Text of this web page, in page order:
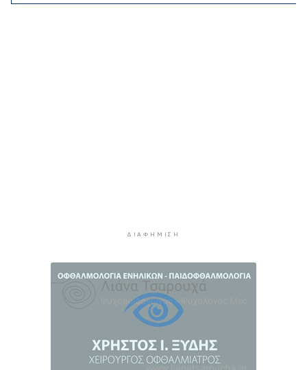
Διευρύνεται η εθνική πρωτοβουλία για τις τιμές
στο ράφι των σούπερ μάρκετ
4 ώρες 34 λεπτά πρίν
ΔΙΑΦΉΜΙΣΗ